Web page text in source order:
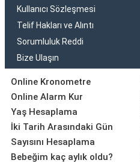
Kullanıcı Sözleşmesi
Telif Hakları ve Alıntı
Sorumluluk Reddi
Bize Ulaşın
Online Kronometre
Online Alarm Kur
Yaş Hesaplama
İki Tarih Arasındaki Gün
Sayısını Hesaplama
Bebeğim kaç aylık oldu?